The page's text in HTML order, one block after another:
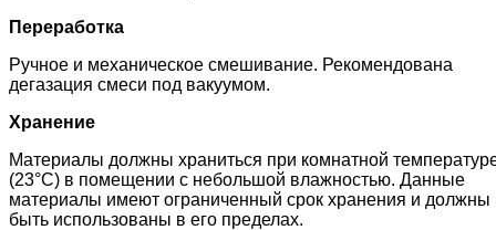
Переработка
Ручное и механическое смешивание. Рекомендована
дегазация смеси под вакуумом.
Хранение
Материалы должны храниться при комнатной
(23°C) в помещении с небольшой влажностью. Данные
материалы имеют ограниченный срок хранения и должны
быть использованы в его пределах.